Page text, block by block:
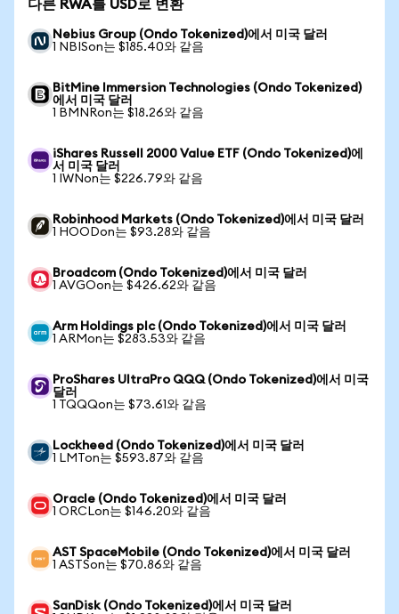
다른 RWA를 USD로 변환
Nebius Group (Ondo Tokenized)에서 미국 달러
1 NBISon는 $185.40와 같음
BitMine Immersion Technologies (Ondo Tokenized)
에서 미국 달러
1 BMNRon는 $18.26와 같음
iShares Russell 2000 Value ETF (Ondo Tokenized)에
서 미국 달러
1 IWNon는 $226.79와 같음
Robinhood Markets (Ondo Tokenized)에서 미국 달러
1 HOODon는 $93.28와 같음
Broadcom (Ondo Tokenized)에서 미국 달러
1 AVGOon는 $426.62와 같음
Arm Holdings plc (Ondo Tokenized)에서 미국 달러
1 ARMon는 $283.53와 같음
ProShares UltraPro QQQ (Ondo Tokenized)에서 미국
달러
1 TQQQon는 $73.61와 같음
Lockheed (Ondo Tokenized)에서 미국 달러
1 LMTon는 $593.87와 같음
Oracle (Ondo Tokenized)에서 미국 달러
1 ORCLon는 $146.20와 같음
AST SpaceMobile (Ondo Tokenized)에서 미국 달러
1 ASTSon는 $70.86와 같음
SanDisk (Ondo Tokenized)에서 미국 달러